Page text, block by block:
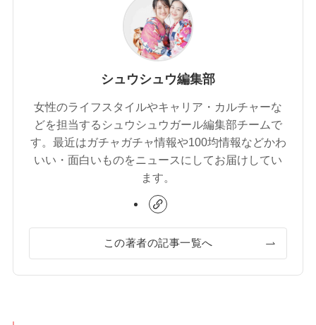
シュウシュウ編集部
女性のライフスタイルやキャリア・カルチャーな
どを担当するシュウシュウガール編集部チームで
す。最近はガチャガチャ情報や100均情報などかわ
いい・面白いものをニュースにしてお届けしてい
ます。
この著者の記事一覧へ